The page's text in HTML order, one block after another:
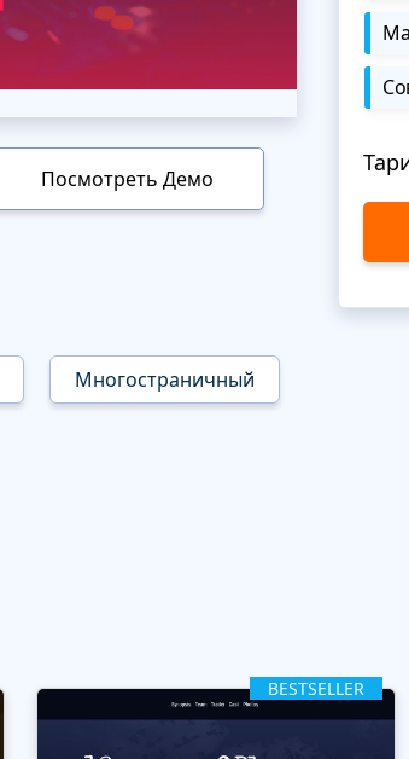
Посмотреть Демо
Многостраничный
BESTSELLER